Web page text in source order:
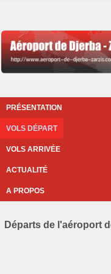
PRÉSENTATION
VOLS DÉPART
VOLS ARRIVÉE
ACTUALITÉ
A PROPOS
Départs de l'aéroport